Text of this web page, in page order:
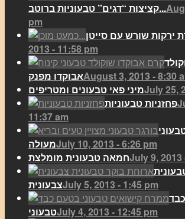
קציצות “דגים” טבעוניות ברוטב...
pm
ירקות שורש עם סייטן
2013 - 11:58 pm
אבוקדו מפנקAugust 3, 2013 - 8:30
מיני פאי טבעונים ומטריפיםJuly 25,
פחזניות טבעוניות
11:37 am
מעולהJuly 10, 2013 - 6:26 pm
חמאה טבעונית מומלצתJuly 9, 2013
צבעוניתJuly 5, 2013 - 1:45 pm
טבעוניJuly 4, 2013 - 12:45 pm